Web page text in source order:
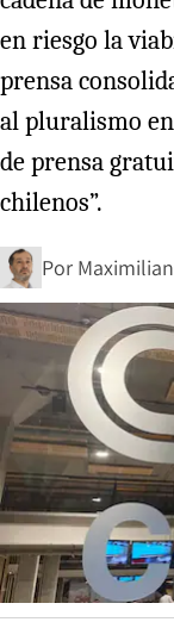
en riesgo la
prensa
al pluralismo
de prensa
chilenos”.
Por